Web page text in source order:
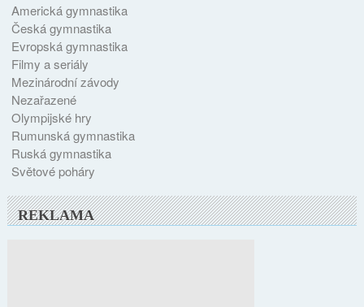
Americká gymnastika
Česká gymnastika
Evropská gymnastika
Filmy a seriály
Mezinárodní závody
Nezařazené
Olympijské hry
Rumunská gymnastika
Ruská gymnastika
Světové poháry
REKLAMA